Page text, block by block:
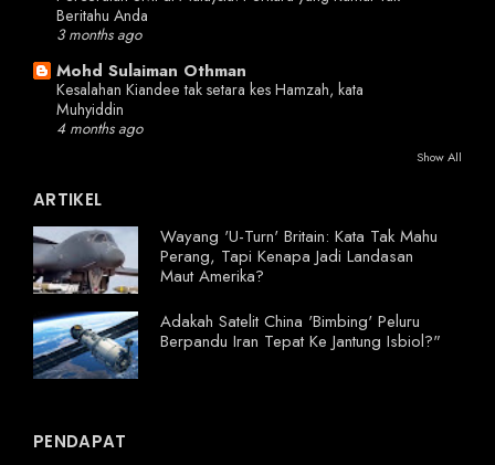
Beritahu Anda
3 months ago
Mohd Sulaiman Othman
Kesalahan Kiandee tak setara kes Hamzah, kata
Muhyiddin
4 months ago
Show All
ARTIKEL
Wayang 'U-Turn' Britain: Kata Tak Mahu
Perang, Tapi Kenapa Jadi Landasan
Maut Amerika?
Adakah Satelit China 'Bimbing' Peluru
Berpandu Iran Tepat Ke Jantung Isbiol?"
PENDAPAT